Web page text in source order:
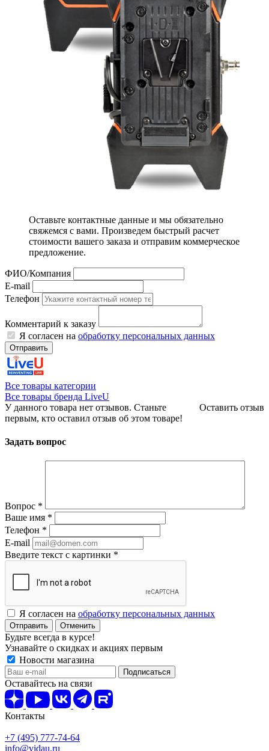
Оставьте контактные данные и мы обязательно
свяжемся с вами. Произведем быстрый расчет
стоимости вашего заказа и отправим коммерческое
предложение.
ФИО/Компания
E-mail
Телефон
Комментарий к заказу
Я согласен на обработку персональных данных
Отправить
Все товары категории
Все товары бренда LiveU
Оставить отзыв
У данного товара нет отзывов. Станьте
первым, кто оставил отзыв об этом товаре!
Задать вопрос
Вопрос *
Ваше имя *
Телефон *
E-mail
Введите текст с картинки *
Я согласен на обработку персональных данных
Отменить
Будьте всегда в курсе!
Узнавайте о скидках и акциях первым
Новости магазина
Оставайтесь на связи
Контакты
+7 (495) 777-74-64
info@vidau.ru